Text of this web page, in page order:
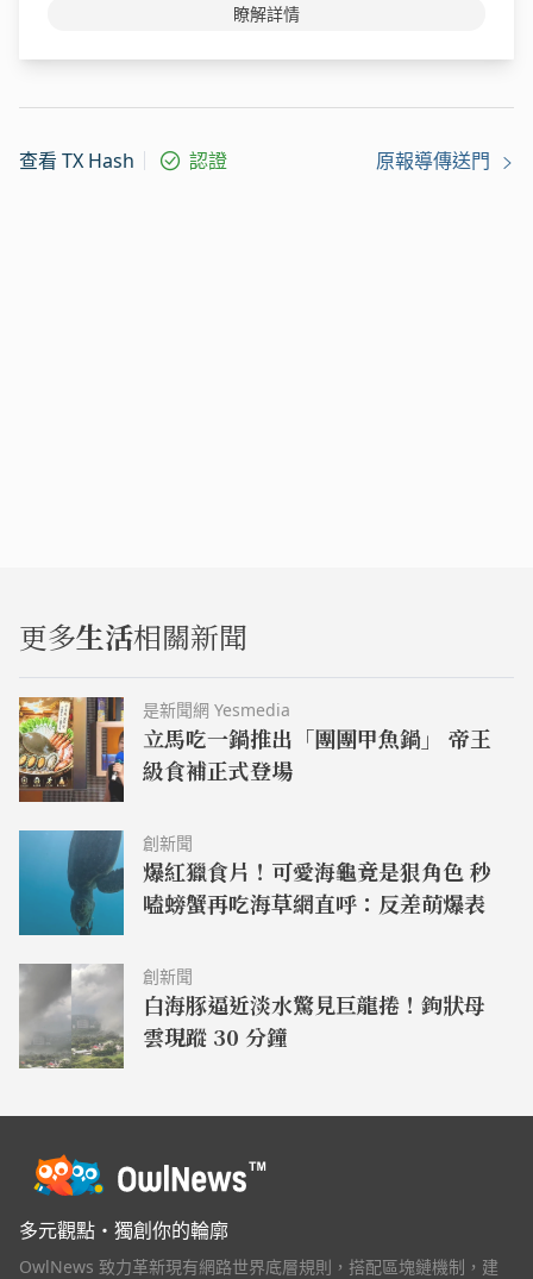
瞭解詳情
查看 TX Hash 認證 原報導傳送門
更多生活相關新聞
是新聞網 Yesmedia
立馬吃一鍋推出「團團甲魚鍋」 帝王
級食補正式登場
創新聞
爆紅獵食片！可愛海龜竟是狠角色 秒
嗑螃蟹再吃海草網直呼：反差萌爆表
創新聞
白海豚逼近淡水驚見巨龍捲！鉤狀母
雲現蹤 30 分鐘
多元觀點・獨創你的輪廓
OwlNews 致力革新現有網路世界底層規則，搭配區塊鏈機制，建